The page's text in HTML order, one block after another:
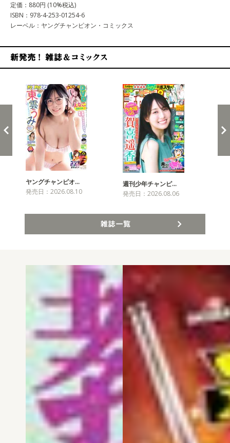
定価：880円 (10%税込)
ISBN：978-4-253-01254-6
レーベル：ヤングチャンピオン・コミックス
ヤングチャンピオ…
発売日：2026.08.10
週刊少年チャンピ…
発売日：2026.08.06